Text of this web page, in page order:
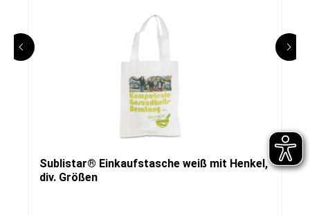
Sublistar® Einkaufstasche weiß mit Henkel,
div. Größen